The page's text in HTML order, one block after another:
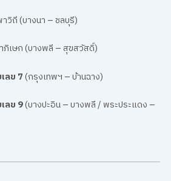
วิถี (บางนา – ชลบุรี)
เษก (บางพลี – สุขสวัสดิ์)
ลข 7(กรุงเทพฯ – บ้านฉาง)
ลข 9(บางปะอิน – บางพลี / พระประแดง –